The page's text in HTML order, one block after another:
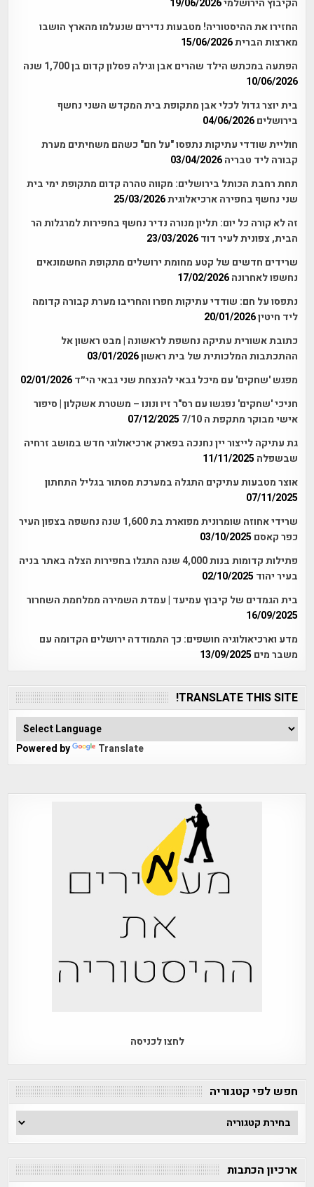
הקיבוץ הירושלמי19/06/2026
החזירו את ההיסטוריה! מטבעות נדירים שנעלמו מהארץ הושבו
מארצות הברית15/06/2026
הפתעה במכתש הילד שהרים אבן וגילה פסלון קדום בן 1,700 שנה
10/06/2026
בית יוצר גדול לכלי אבן מתקופת בית המקדש השני נחשף
בירושלים 04/06/2026
חוליית שודדי עתיקות נתפסו "על חם" כשהם משחיתים מערת
קבורה ליד טבריה 03/04/2026
תחת רחבת הכותל בירושלים: מקווה טהרה קדום מתקופת ימי בית
שני נחשף בחפירה ארכיאלוגית25/03/2026
זה לא קורה כל יום: תליון מנורה נדיר נחשף בחפירות למרגלות הר
הבית, צפונית לעיר דוד 23/03/2026
שרידים חדשים של קטע מחומת ירושלים מתקופת החשמונאים
נחשפו לאחרונה 17/02/2026
נתפסו על חם: שודדי עתיקות חפרו והחריבו מערת קבורה קדומה
ליד חיטין20/01/2026
כתובת אשורית עתיקה נחשפת לראשונה | מבט ראשון אל
ההתכתבות המלכותית של בית ראשון03/01/2026
מפגש 'שחקים' עם מיכל גבאי להנצחת שני גבאי הי״ד 02/01/2026
חניכי 'שחקים' נפגשו עם רס"ר זיו ונונו – משטרת אשקלון | סיפור
אישי מבוקר מתקפת ה 7/10
07/12/2025
גת עתיקה לייצור יין נחנכה בפארק ארכיאולוגי חדש במושב זרחיה
שבשפלה 11/11/2025
אוצר מטבעות עתיקים התגלה במערכת מסתור בגליל התחתון
07/11/2025
שרידי אחוזה שומרונית מפוארת בת 1,600 שנה נחשפה בצפון העיר
כפר קאסם 03/10/2025
פתילות קדומות בנות 4,000 שנה התגלו בחפירות הצלה באתר בניה
בעיר יהוד 02/10/2025
בית הגמדים של קיבוץ עמיעד | עמדת השמירה ממלחמת השחרור
16/09/2025
מדע וארכיאולוגיה חושפים: כך התמודדה ירושלים הקדומה עם
משבר מים 13/09/2025
TRANSLATE THIS SITE!
Powered by Translate
לחצו לכניסה
חפש לפי קטגוריה
חפש
לפי
קטגוריה
ארכיון הכתבות